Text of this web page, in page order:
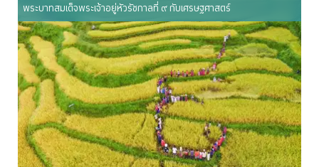
พระบาทสมเด็จพระเจ้าอยู่หัวรัชกาลที่ ๙ กับเศรษฐศาสตร์